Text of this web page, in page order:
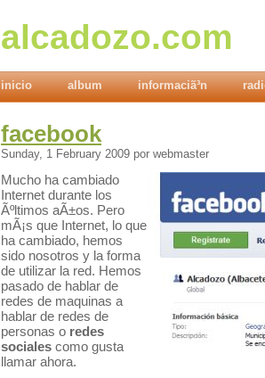
alcadozo.com
inicio album informaciã³n
facebook
Sunday, 1 February 2009 por webmaster
Mucho ha cambiado
Internet durante los
Ãºltimos aÃ±os. Pero
mÃ¡s que Internet, lo que
ha cambiado, hemos
sido nosotros y la forma
de utilizar la red. Hemos
pasado de hablar de
redes de maquinas a
hablar de redes de
personas o redes
sociales como gusta
llamar ahora.